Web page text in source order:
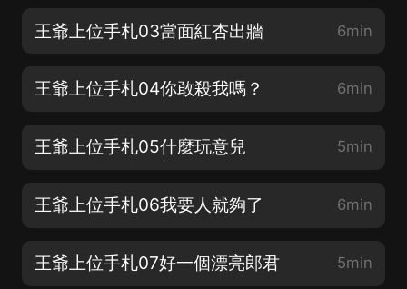
王爺上位手札03當面紅杏出牆 6min
王爺上位手札04你敢殺我嗎？ 6min
王爺上位手札05什麼玩意兒 5min
王爺上位手札06我要人就夠了 6min
王爺上位手札07好一個漂亮郎君 5min